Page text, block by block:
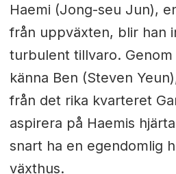
Haemi (Jong-seu Jun),
från uppväxten, blir han
turbulent tillvaro.
känna Ben (Steven
från det rika kvarteret
aspirera på Haemis
snart ha en egendomlig
växthus.